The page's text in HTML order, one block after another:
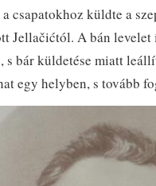
csapatokhoz küldte a
Jellačićtól. A bán
bár küldetése miatt
egy helyben, s tovább